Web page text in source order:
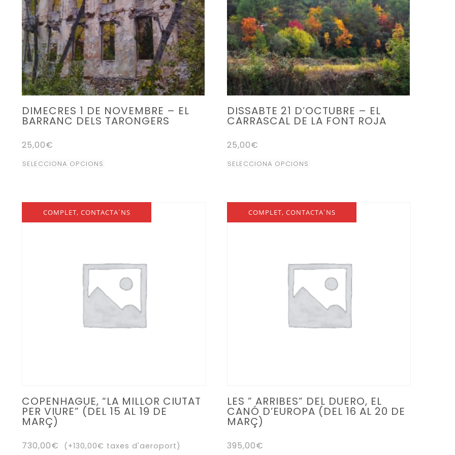
a
la
pàgina
del
producte
DIMECRES 1 DE NOVEMBRE – EL
BARRANC DELS TARONGERS
25,00€
SELECCIONA OPCIONS
diverses
variants.
poden
triar
a
DISSABTE 21 D’OCTUBRE – EL
CARRASCAL DE LA FONT ROJA
25,00€
SELECCIONA OPCIONS
diverses
variants.
poden
triar
a
COMPLET, CONTACTA´NS
COPENHAGUE, “LA MILLOR CIUTAT
PER VIURE” (DEL 15 AL 19 DE
MARÇ)
730,00€ (+130,00€ taxes d'aeroport)
COMPLET, CONTACTA´NS
LES ” ARRIBES” DEL DUERO, EL
CANÓ D’EUROPA (DEL 16 AL 20 DE
MARÇ)
395,00€